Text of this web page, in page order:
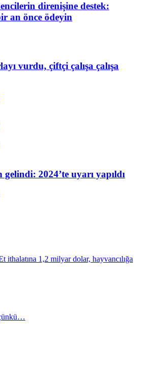
direnişine destek:
an önce ödeyin
vurdu, çiftçi çalışa çalışa
2024’te uyarı yapıldı
ithalatına 1,2 milyar dolar, hayvancılığa